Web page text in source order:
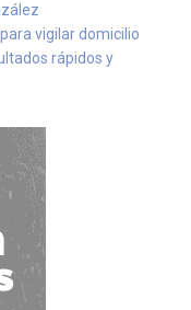
vigilar domicilio
rápidos y